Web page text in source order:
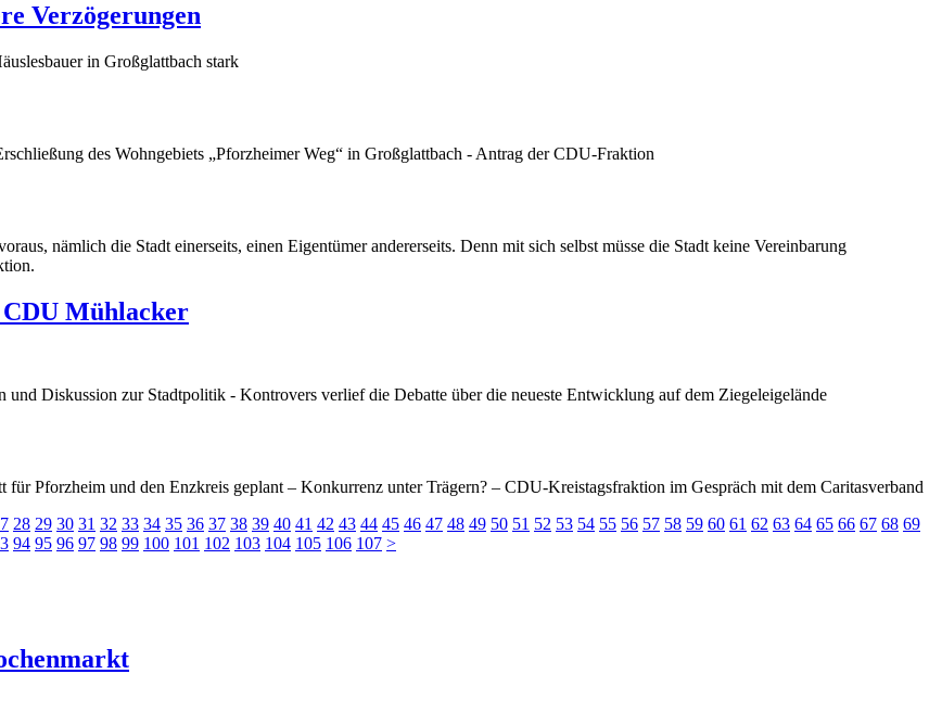
Verzögerungen
in Großglattbach stark
des Wohngebiets „Pforzheimer Weg“ in Großglattbach - Antrag der CDU-Fraktion
nämlich die Stadt einerseits, einen Eigentümer andererseits. Denn mit sich selbst müsse die Stadt keine Vereinbarung
Mühlacker
und Diskussion zur Stadtpolitik - Kontrovers verlief die Debatte über die neueste Entwicklung auf dem Ziegeleigelände
für Pforzheim und den Enzkreis geplant – Konkurrenz unter Trägern? – CDU-Kreistagsfraktion im Gespräch mit dem Caritasverband
28 29 30 31 32 33 34 35 36 37 38 39 40 41 42 43 44 45 46 47 48 49 50 51 52 53 54 55 56 57 58 59 60 61 62 63 64 65 66 67 68 69
94 95 96 97 98 99 100 101 102 103 104 105 106 107 >